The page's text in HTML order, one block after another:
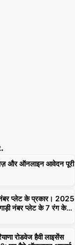
और ऑनलाइन आवेदन पूरी
नंबर प्लेट के प्रकार। 2025
नंबर प्लेट के 7 रंग के…
रोडवेज हैवी लाइसेंस